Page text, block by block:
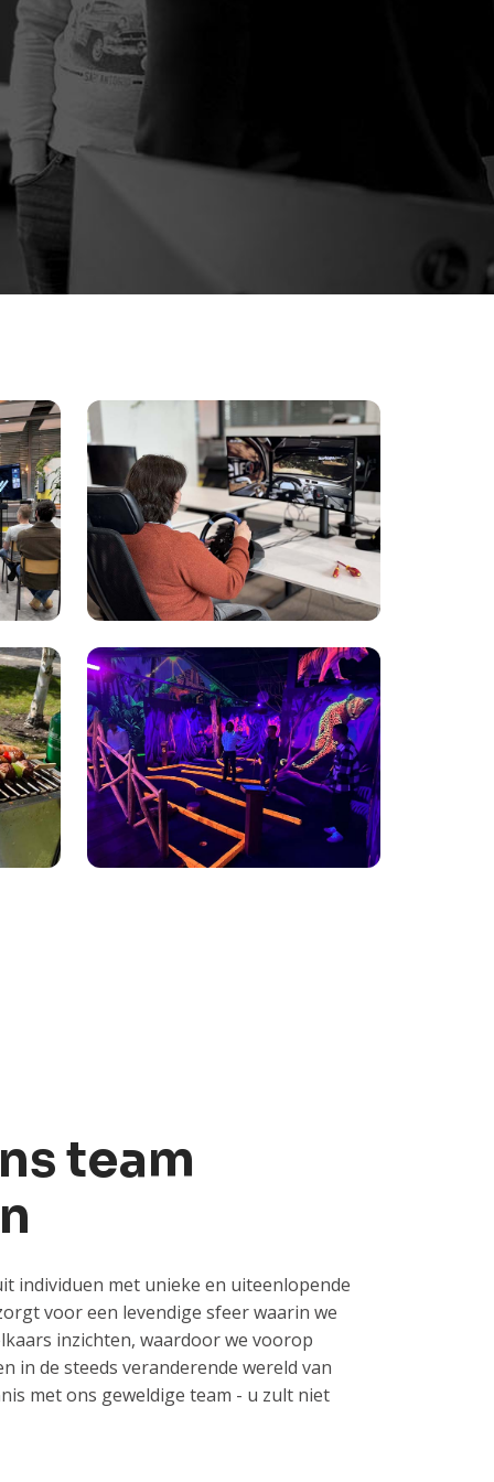
team
individuen met unieke en uiteenlopende
voor een levendige sfeer waarin we
inzichten, waardoor we voorop
in de steeds veranderende wereld van
met ons geweldige team - u zult niet